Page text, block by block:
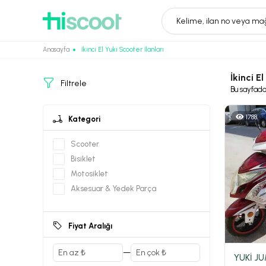
Kelime, ilan no veya
Anasayfa İkinci El Yuki Scooter İlanları
Filtrele
İkinci
Bu sayfada
Kategori
Scooter
Bisiklet
Motosiklet
Aksesuar & Yedek Parça
Fiyat Aralığı
—
1788